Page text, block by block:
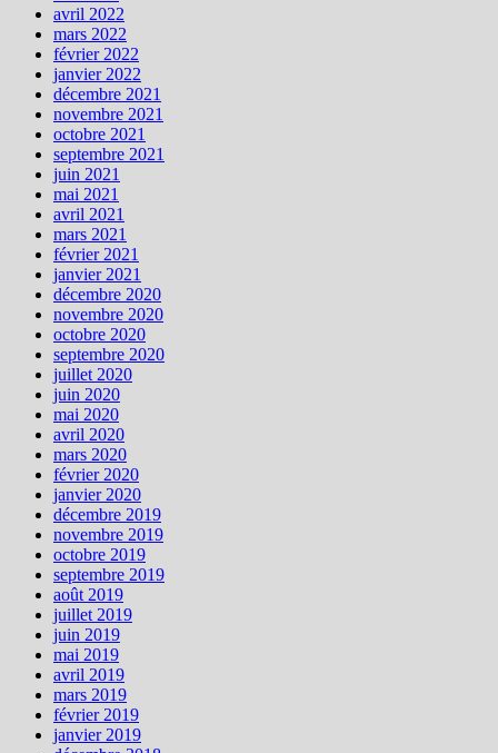
avril 2022
mars 2022
février 2022
janvier 2022
décembre 2021
novembre 2021
octobre 2021
septembre 2021
juin 2021
mai 2021
avril 2021
mars 2021
février 2021
janvier 2021
décembre 2020
novembre 2020
octobre 2020
septembre 2020
juillet 2020
juin 2020
mai 2020
avril 2020
mars 2020
février 2020
janvier 2020
décembre 2019
novembre 2019
octobre 2019
septembre 2019
août 2019
juillet 2019
juin 2019
mai 2019
avril 2019
mars 2019
février 2019
janvier 2019